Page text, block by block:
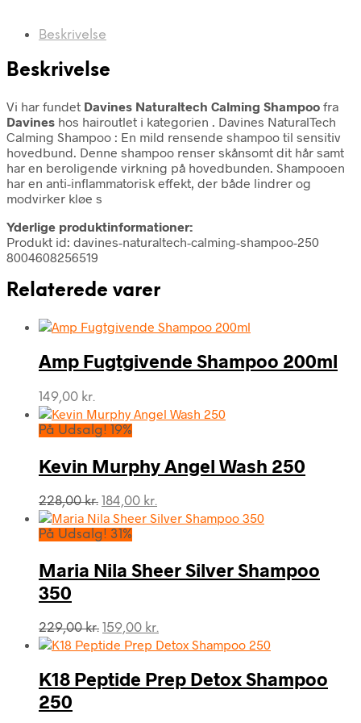
Beskrivelse
Beskrivelse
Vi har fundet Davines Naturaltech Calming Shampoo fra
Davines hos hairoutlet i kategorien . Davines NaturalTech
Calming Shampoo : En mild rensende shampoo til sensitiv
hovedbund. Denne shampoo renser skånsomt dit hår samt
har en beroligende virkning på hovedbunden. Shampooen
har en anti-inflammatorisk effekt, der både lindrer og
modvirker kløe s
Yderlige produktinformationer:
Produkt id: davines-naturaltech-calming-shampoo-250
8004608256519
Relaterede varer
Amp Fugtgivende Shampoo 200ml
149,00 kr.
På Udsalg! 19%
Kevin Murphy Angel Wash 250
228,00kr. Den
oprindelige
pris
228,00 kr..
184,00 kr.
aktuelle
184,00 kr..
På Udsalg! 31%
Maria Nila Sheer Silver Shampoo
350
229,00kr. Den
oprindelige
var:
229,00 kr..
159,00 kr.
aktuelle
er:
159,00 kr..
K18 Peptide Prep Detox Shampoo
250